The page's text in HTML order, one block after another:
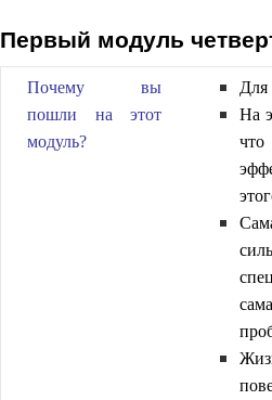
Первый модуль
Почему вы
пошли на этот
модуль?
Для
На